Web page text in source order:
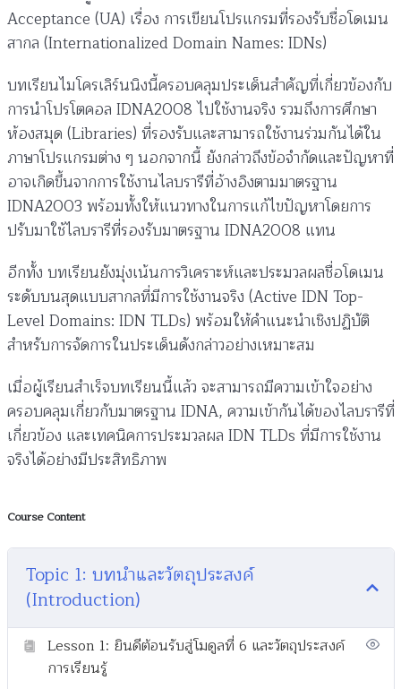
Acceptance (UA) เรื่อง การเขียนโปรแกรมที่รองรับชื่อโดเมน
สากล (Internationalized Domain Names: IDNs)
บทเรียนไมโครเลิร์นนิงนี้ครอบคลุมประเด็นสำคัญที่เกี่ยวข้องกับ
การนำโปรโตคอล IDNA2008 ไปใช้งานจริง รวมถึงการศึกษา
ห้องสมุด (Libraries) ที่รองรับและสามารถใช้งานร่วมกันได้ใน
ภาษาโปรแกรมต่าง ๆ นอกจากนี้ ยังกล่าวถึงข้อจำกัดและปัญหาที่
อาจเกิดขึ้นจากการใช้งานไลบรารีที่อ้างอิงตามมาตรฐาน
IDNA2003 พร้อมทั้งให้แนวทางในการแก้ไขปัญหาโดยการ
ปรับมาใช้ไลบรารีที่รองรับมาตรฐาน IDNA2008 แทน
อีกทั้ง บทเรียนยังมุ่งเน้นการวิเคราะห์และประมวลผลชื่อโดเมน
ระดับบนสุดแบบสากลที่มีการใช้งานจริง (Active IDN Top-
Level Domains: IDN TLDs) พร้อมให้คำแนะนำเชิงปฏิบัติ
สำหรับการจัดการในประเด็นดังกล่าวอย่างเหมาะสม
เมื่อผู้เรียนสำเร็จบทเรียนนี้แล้ว จะสามารถมีความเข้าใจอย่าง
ครอบคลุมเกี่ยวกับมาตรฐาน IDNA, ความเข้ากันได้ของไลบรารีที่
เกี่ยวข้อง และเทคนิคการประมวลผล IDN TLDs ที่มีการใช้งาน
จริงได้อย่างมีประสิทธิภาพ
Course Content
Topic 1: บทนำและวัตถุประสงค์
(Introduction)
Lesson 1: ยินดีต้อนรับสู่โมดูลที่ 6 และวัตถุประสงค์
การเรียนรู้